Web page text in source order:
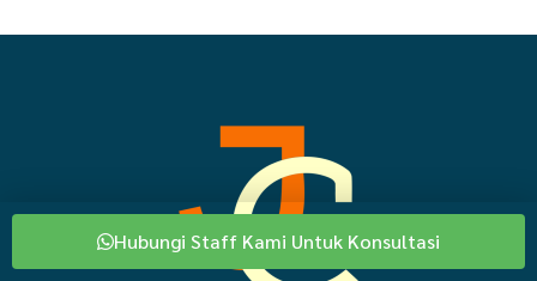
Hubungi Staff Kami Untuk Konsultasi